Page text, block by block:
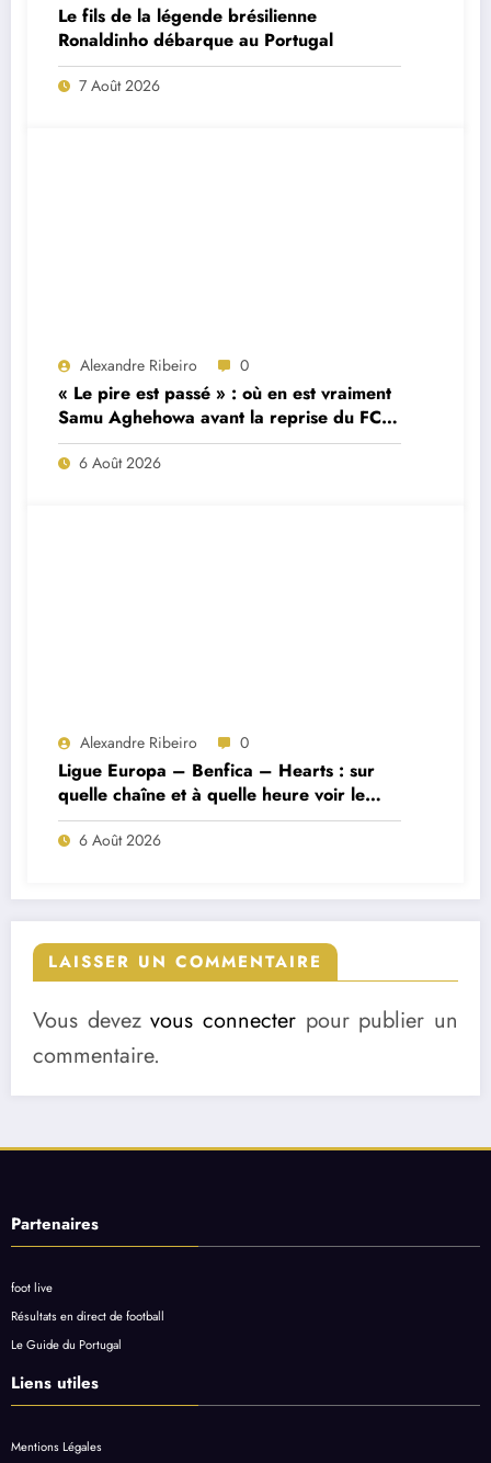
Le fils de la légende brésilienne
Ronaldinho débarque au Portugal
7 Août 2026
Alexandre Ribeiro 0
« Le pire est passé » : où en est vraiment
Samu Aghehowa avant la reprise du FC
Porto ?
6 Août 2026
Alexandre Ribeiro 0
Ligue Europa – Benfica – Hearts : sur
quelle chaîne et à quelle heure voir le
match ?
6 Août 2026
LAISSER UN COMMENTAIRE
Vous devezvous connecter pour publier un
commentaire.
Partenaires
foot live
Résultats en direct de football
Le Guide du Portugal
Liens utiles
Mentions Légales